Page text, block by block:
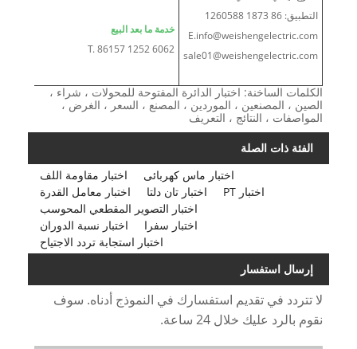
التطبيق: 86 1873 1260588
E.info@weishengelectric.com
sale01@weishengelectric.com
خدمة ما بعد البيع
T. 86157 1252 6062
الكلمات الساخنة: اختبار الدائرة المفتوحة للمحولات ، شراء ،
الصين ، المصنعين ، الموردين ، المصنع ، السعر ، الغرض ،
المواصفات ، النتائج ، التعريف
الفئة ذات الصلة
اختبار مقاومة اللف
اختبار ماس كهربائى
اختبار معامل القدرة
اختبار تان دلتا
اختبار PT
اختبار التصوير المقطعي المحوسب
اختبار نسبة الدوران
اختبار سفرا
اختبار استجابة تردد الاجتياح
إرسال استفسار
لا تتردد في تقديم استفسارك في النموذج أدناه. سوف
نقوم بالرد عليك خلال 24 ساعة.